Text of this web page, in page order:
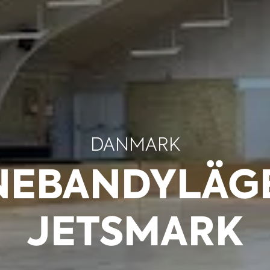
DANMARK
JETSMARK